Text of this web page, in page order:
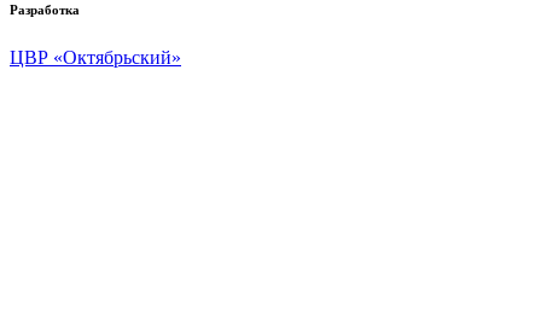
Разработка
ЦВР «Октябрьский»